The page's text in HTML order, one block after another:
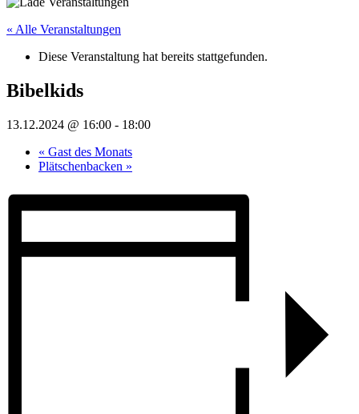
« Alle Veranstaltungen
Diese Veranstaltung hat bereits stattgefunden.
Bibelkids
13.12.2024 @ 16:00 - 18:00
« Gast des Monats
Plätschenbacken »